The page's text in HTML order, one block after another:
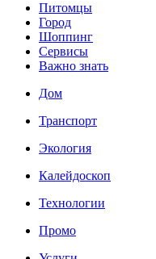
Питомцы
Город
Шоппинг
Сервисы
Важно знать
Дом
Транспорт
Экология
Калейдоскоп
Технологии
Промо